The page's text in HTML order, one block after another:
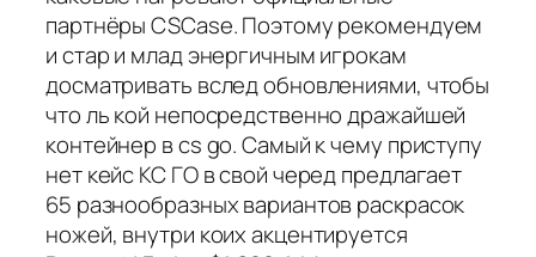
партнёры CSCase. Поэтому рекомендуем
и стар и млад энергичным игрокам
досматривать вслед обновлениями, чтобы
что ль кой непосредственно дражайшей
контейнер в cs go. Самый к чему приступу
нет кейс КС ГО в свой черед предлагает
65 разнообразных вариантов раскрасок
ножей, внутри коих акцентируется